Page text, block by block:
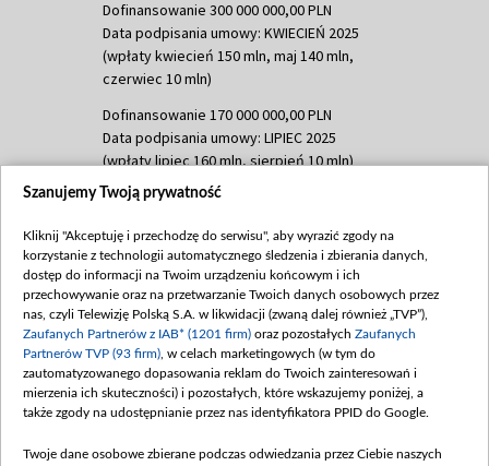
Dofinansowanie 300 000 000,00 PLN
Data podpisania umowy: KWIECIEŃ 2025
(wpłaty kwiecień 150 mln, maj 140 mln,
czerwiec 10 mln)
Dofinansowanie 170 000 000,00 PLN
Data podpisania umowy: LIPIEC 2025
(wpłaty lipiec 160 mln, sierpień 10 mln)
Dofinansowanie 60 000 000,00 PLN
(wpłata wrzesień 60 mln)
Dofinansowanie 635 783 051,21 PLN
Data podpisania umowy: WRZESIEŃ 2025
(wpłata wrzesień 100 mln, październik 350
mln, listopad 265 mln)
Dofinansowanie 48 862 000,00 PLN
Data podpisania umowy: GRUDZIEŃ 2025
Szanujemy Twoją prywatność
Kliknij "Akceptuję i przechodzę do serwisu", aby wyrazić zgody na
korzystanie z technologii automatycznego śledzenia i zbierania danych,
dostęp do informacji na Twoim urządzeniu końcowym i ich
przechowywanie oraz na przetwarzanie Twoich danych osobowych przez
nas, czyli Telewizję Polską S.A. w likwidacji (zwaną dalej również „TVP”),
Zaufanych Partnerów z IAB* (1201 firm) oraz pozostałych Zaufanych
Partnerów TVP (93 firm) , w celach marketingowych (w tym do
zautomatyzowanego dopasowania reklam do Twoich zainteresowań i
mierzenia ich skuteczności) i pozostałych, które wskazujemy poniżej, a
także zgody na udostępnianie przez nas identyfikatora PPID do Google.
Twoje dane osobowe zbierane podczas odwiedzania przez Ciebie naszych